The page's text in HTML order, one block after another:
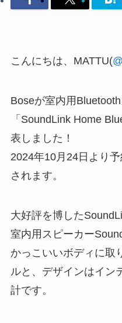
こんにちは、MATTU(
Boseが室内用
「SoundLink Home
表しました！
2024年10月24日より
されます。
大好評を博した
室内用スピーカー
かっこいいボディに取
ルと、デザインはイン
計です。